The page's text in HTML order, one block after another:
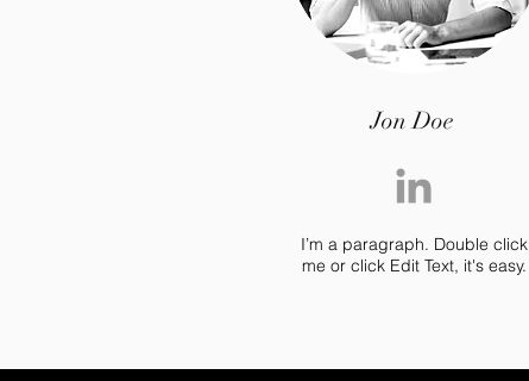
Jon Doe
I’m a paragraph. Double click
me or click Edit Text, it's easy.